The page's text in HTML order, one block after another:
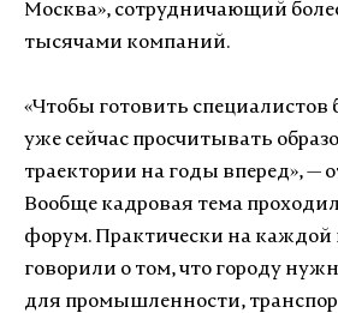
Москва», сотрудничающий
тысячами компаний.
«Чтобы готовить
уже сейчас просчитывать
траектории на годы вперед», —
Вообще кадровая тема
форум. Практически на
говорили о том, что городу
для промышленности,